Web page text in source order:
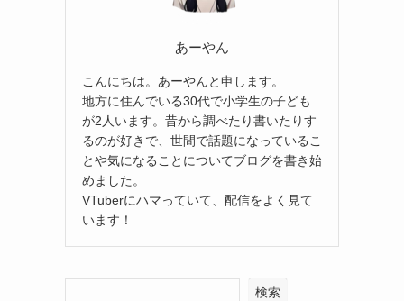
あーやん
こんにちは。あーやんと申します。
地方に住んでいる30代で小学生の子ども
が2人います。昔から調べたり書いたりす
るのが好きで、世間で話題になっているこ
とや気になることについてブログを書き始
めました。
VTuberにハマっていて、配信をよく見て
います！
検索